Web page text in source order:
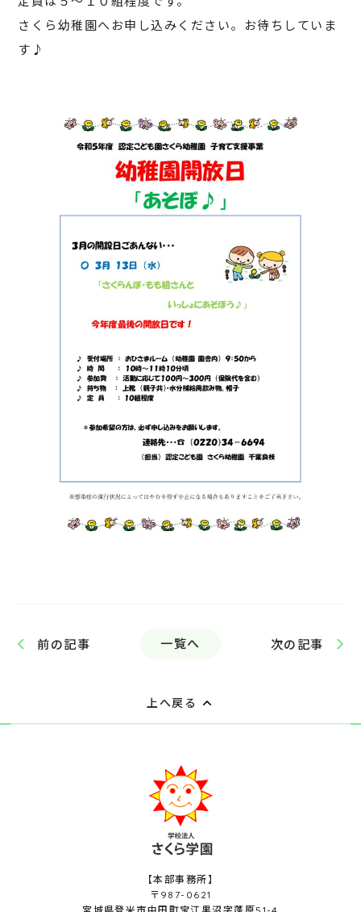
さくら幼稚園へお申し込みください。お待ちしていま
す♪
前の記事 一覧へ 次の記事
上へ戻る
【本部事務所】
〒987-0621